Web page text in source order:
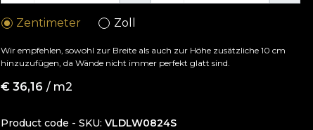
Zentimeter Zoll
Wir empfehlen, sowohl zur Breite als auch zur Höhe zusätzliche 10 cm
hinzuzufügen, da Wände nicht immer perfekt glatt sind.
€36,16 / m2
Product code - SKU VLDLW0824S